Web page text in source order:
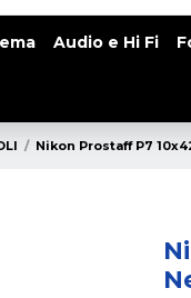
Audio e Hi Fi
Nikon Prostaff P7